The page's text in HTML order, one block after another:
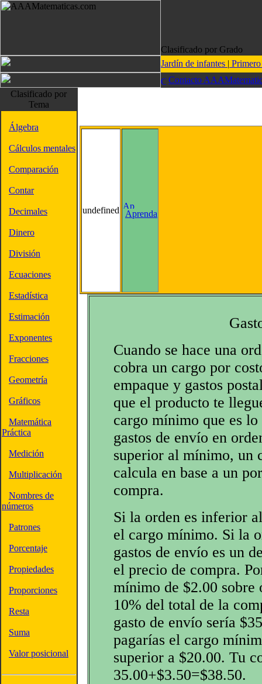
Clasificado por Grado
Jardín de infantes |
Contacto
Clasificado por
Tema
Álgebra
Cálculos mentales
Comparación
Contar
Decimales
Dinero
División
Ecuaciones
Estadística
Estimación
Exponentes
Fracciones
Geometría
Gráficos
Matemática
Práctica
Medición
Multiplicación
Nombres de
números
Patrones
Porcentaje
Propiedades
Proporciones
Resta
Suma
Valor posicional
undefined Aprenda
Cuando se hace una
cobra un cargo por
empaque y gastos
que el producto te
cargo mínimo que es
gastos de envío en
superior al mínimo, un
calcula en base a un
compra.
Si la orden es inferior
el cargo mínimo. Si la
gastos de envío es un
el precio de compra.
mínimo de $2.00 sobre
10% del total de la
gasto de envío sería
pagarías el cargo
superior a $20.00. Tu
35.00+$3.50=$38.50.